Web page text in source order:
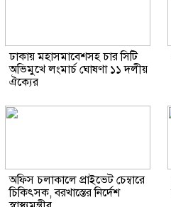
ঢাকায় মহাসমাবেশসহ চার সিটি
অভিমুখে লংমার্চ ঘোষণা ১১ দলীয়
ঐক্যের
অফিস চলাকালে প্রাইভেট চেম্বারে
চিকিৎসক, বরখাস্তের নির্দেশ